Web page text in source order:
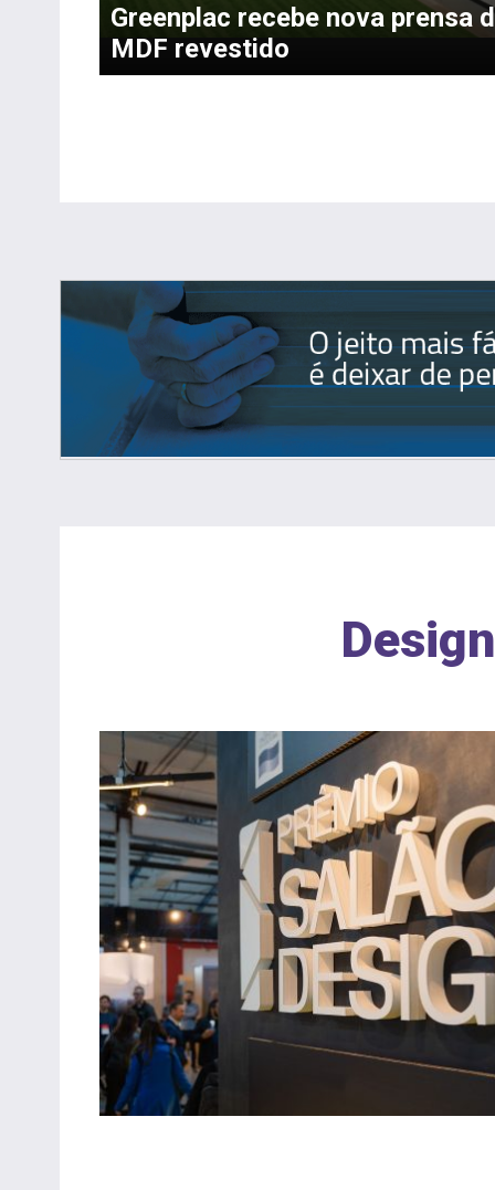
Greenplac recebe nova prensa
MDF revestido